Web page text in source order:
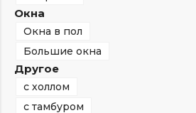
Окна
Окна в пол
Большие окна
Другое
с холлом
с тамбуром